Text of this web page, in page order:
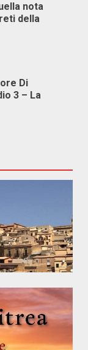
nota
della
Di
3 – La